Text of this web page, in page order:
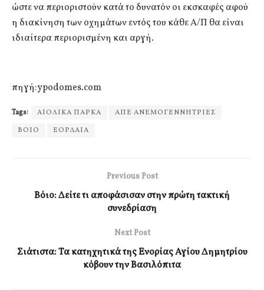
ώστε να περιοριστούν κατά το δυνατόν οι εκσκαφές αφού
η διακίνηση των οχημάτων εντός του κάθε Α/Π θα είναι
ιδιαίτερα περιορισμένη και αργή.
πηγή:ypodomes.com
Tags: ΑΙΟΛΙΚΑ ΠΑΡΚΑ
ΑΠΕ ΑΝΕΜΟΓΕΝΝΗΤΡΙΕΣ
ΒΟΙΟ
ΕΟΡΔΑΙΑ
Previous Post
Βόιο: Δείτε τι αποφάσισαν στην πρώτη τακτική
συνεδρίαση
Next Post
Σιάτιστα: Τα κατηχητικά της Ενορίας Αγίου Δημητρίου
κόβουν την Βασιλόπιτα